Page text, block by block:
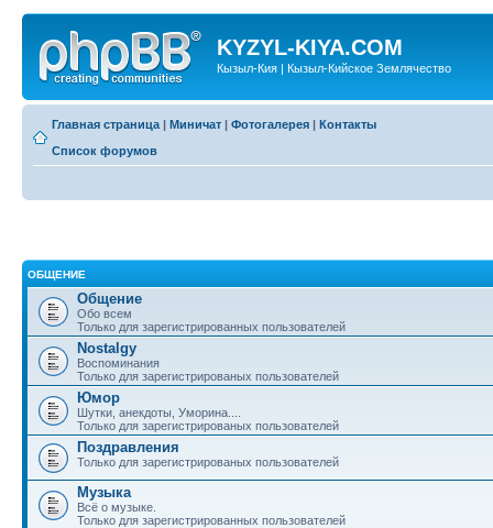
KYZYL-KIYA.COM
Кызыл-Кия | Кызыл-Кийское Землячество
Главная страница | Миничат | Фотогалерея | Контакты
Список форумов
ОБЩЕНИЕ
Общение
Обо всем
Только для зарегистрированных пользователей
Nostalgy
Воспоминания
Только для зарегистрированых пользователей
Юмор
Шутки, анекдоты, Уморина....
Только для зарегистрированых пользователей
Поздравления
Только для зарегистрированых пользователей
Музыка
Всё о музыке.
Только для зарегистрированных пользователей